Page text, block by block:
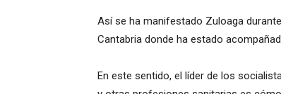
Así se ha manifestado Zuloaga
Cantabria donde ha estado
En este sentido, el líder de los